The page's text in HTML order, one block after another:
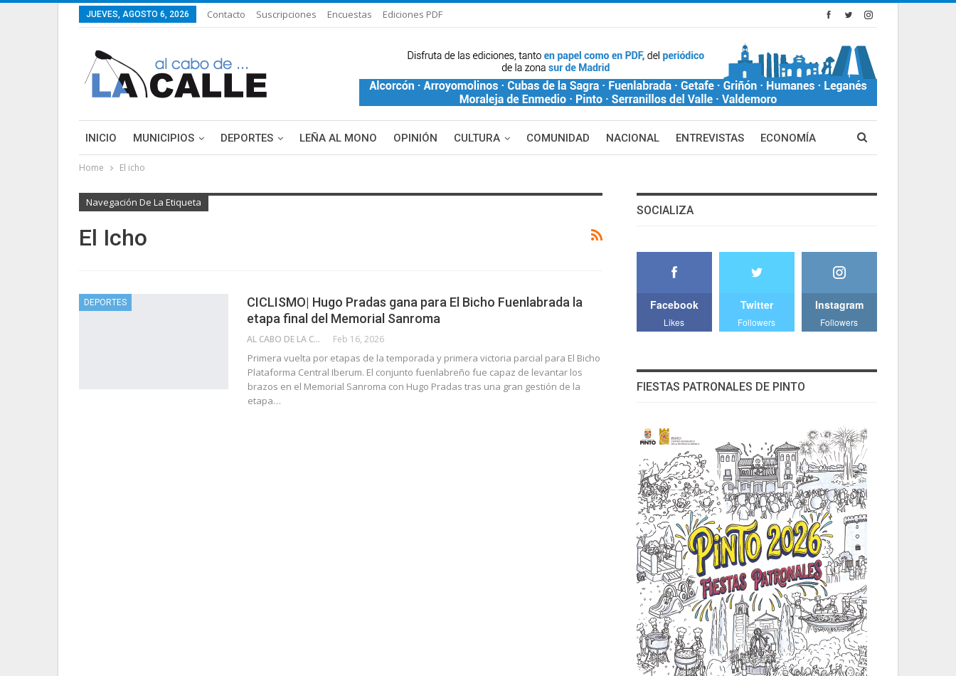
JUEVES, AGOSTO 6, 2026 Contacto Suscripciones Encuestas Ediciones PDF
INICIO MUNICIPIOS DEPORTES LEÑA AL MONO OPINIÓN CULTURA COMUNIDAD NACIONAL ENTREVISTAS ECONOMÍA
LIFESTYLE
Home El icho
Navegación De La Etiqueta
El Icho
DEPORTES
CICLISMO| Hugo Pradas gana para El Bicho Fuenlabrada la
etapa final del Memorial Sanroma
AL CABO DE LA CALLE Feb 16, 2026
Primera vuelta por etapas de la temporada y primera victoria parcial para El Bicho
Plataforma Central Iberum. El conjunto fuenlabreño fue capaz de levantar los
brazos en el Memorial Sanroma con Hugo Pradas tras una gran gestión de la
etapa…
SOCIALIZA
Facebook
Likes
Twitter
Followers
Instagram
Followers
FIESTAS PATRONALES DE PINTO